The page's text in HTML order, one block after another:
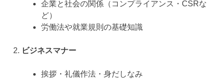
企業と社会の関係（コンプライアンス・CSRな
ど）
労働法や就業規則の基礎知識
ビジネスマナー
挨拶・礼儀作法・身だしなみ